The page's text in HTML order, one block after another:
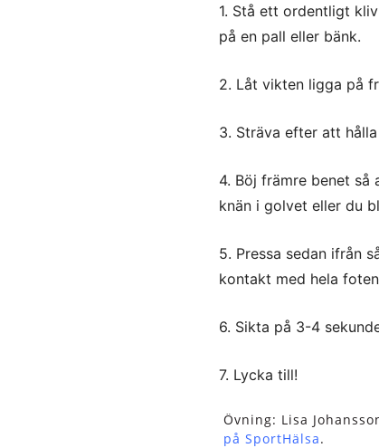
1. Stå ett ordentligt
på en pall eller bänk.
2. Låt vikten ligga på
3. Sträva efter att
4. Böj främre benet
knän i golvet eller du
5. Pressa sedan ifrån
kontakt med hela
6. Sikta på 3-4
7. Lycka till!
Övning: Lisa
på SportHälsa.